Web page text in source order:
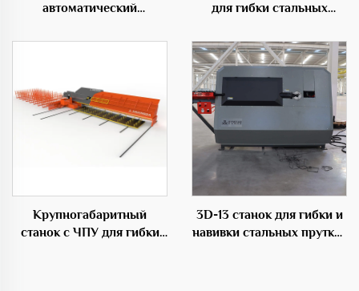
автоматический
гибочный центр 50D
для гибки стальных
строительства
Крупногабаритный
станок с ЧПУ для гибки
3D-13 станок для гибки и
навивки стальных прутков